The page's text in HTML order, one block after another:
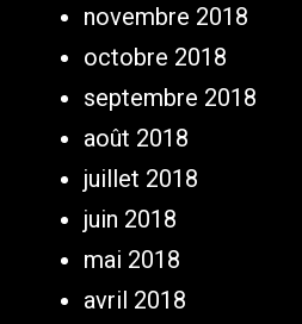
novembre 2018
octobre 2018
septembre 2018
août 2018
juillet 2018
juin 2018
mai 2018
avril 2018